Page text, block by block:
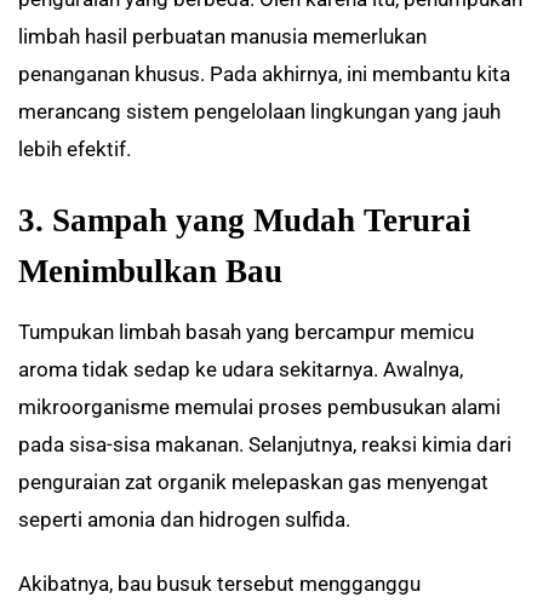
limbah hasil perbuatan manusia memerlukan
penanganan khusus. Pada akhirnya, ini membantu kita
merancang sistem pengelolaan lingkungan yang jauh
lebih efektif.
3. Sampah yang Mudah Terurai
Menimbulkan Bau
Tumpukan limbah basah yang bercampur memicu
aroma tidak sedap ke udara sekitarnya. Awalnya,
mikroorganisme memulai proses pembusukan alami
pada sisa-sisa makanan. Selanjutnya, reaksi kimia dari
penguraian zat organik melepaskan gas menyengat
seperti amonia dan hidrogen sulfida.
Akibatnya, bau busuk tersebut mengganggu